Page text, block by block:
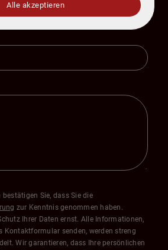
bestätigen Sie, dass Sie die
zur Kenntnis genommen haben.
Ihrer Daten ernst. Alle Informationen,
Kontaktformular senden, werden streng
Wir garantieren, dass Ihre persönlichen
Alle akzeptieren